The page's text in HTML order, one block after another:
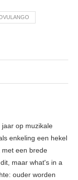
op muzikale
enkeling een hekel
met een brede
maar what's in a
ouder worden